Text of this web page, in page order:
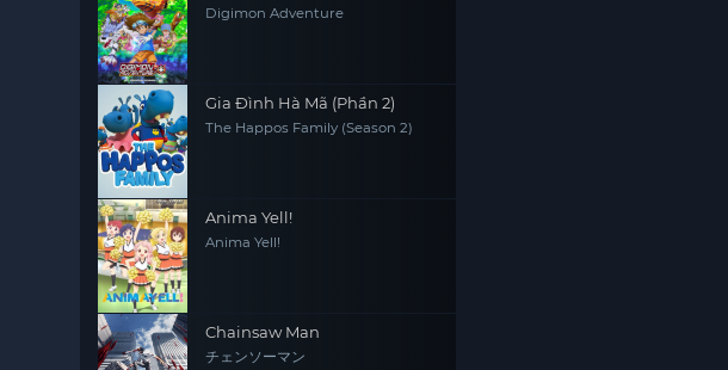
Digimon Adventure
Gia Đình Hà Mã (Phần 2)
The Happos Family (Season 2)
Anima Yell!
Anima Yell!
Chainsaw Man
チェンソーマン